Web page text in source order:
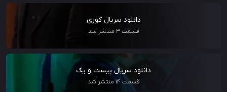
دانلود سریال کوری
قسمت 3 منتشر شد
دانلود سریال بیست و یک
قسمت 14 منتشر شد